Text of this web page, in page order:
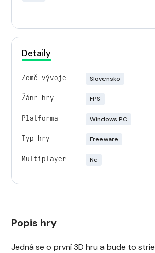
Detaily
Země vývoje Slovensko
Žánr hry FPS
Platforma Windows PC
Typ hry Freeware
Multiplayer Ne
Popis hry
Jedná se o první 3D hru a bude to